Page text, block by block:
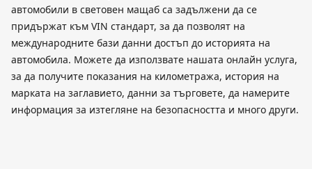
автомобили в световен мащаб са задължени да се
придържат към VIN стандарт, за да позволят на
международните бази данни достъп до историята на
автомобила. Можете да използвате нашата онлайн услуга,
за да получите показания на километража, история на
марката на заглавието, данни за търговете, да намерите
информация за изтегляне на безопасността и много други.